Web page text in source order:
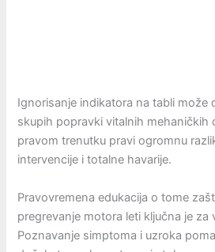
Ignorisanje indikatora na tabli može
skupih popravki vitalnih mehaničkih
pravom trenutku pravi ogromnu
intervencije i totalne havarije.
Pravovremena edukacija o tome
pregrevanje motora leti ključna je za
Poznavanje simptoma i uzroka